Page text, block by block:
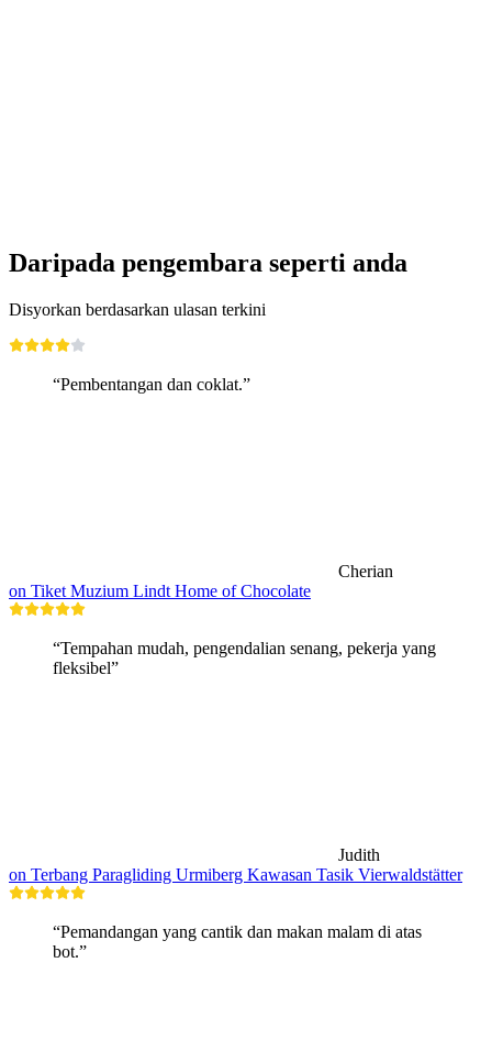
Daripada pengembara seperti anda
Disyorkan berdasarkan ulasan terkini
“Pembentangan dan coklat.”
Cherian
on Tiket Muzium Lindt Home of Chocolate
“Tempahan mudah, pengendalian senang, pekerja yang
fleksibel”
Judith
on Terbang Paragliding Urmiberg Kawasan Tasik Vierwaldstätter
“Pemandangan yang cantik dan makan malam di atas
bot.”